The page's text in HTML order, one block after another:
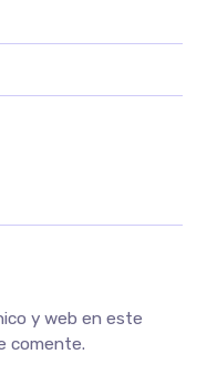
y web en este
comente.